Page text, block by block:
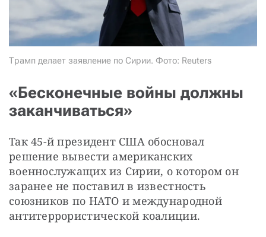
Трамп делает заявление по Сирии. Фото: Reuters
«Бесконечные войны должны
заканчиваться»
Так 45-й президент США обосновал
решение вывести американских
военнослужащих из Сирии, о котором он
заранее не поставил в известность
союзников по НАТО и международной
антитеррористической коалиции.